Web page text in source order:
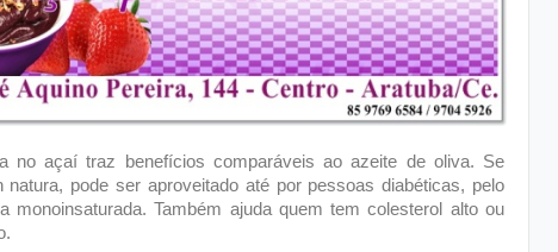
no açaí traz benefícios comparáveis ao azeite de oliva. Se
natura, pode ser aproveitado até por pessoas diabéticas, pelo
monoinsaturada. Também ajuda quem tem colesterol alto ou